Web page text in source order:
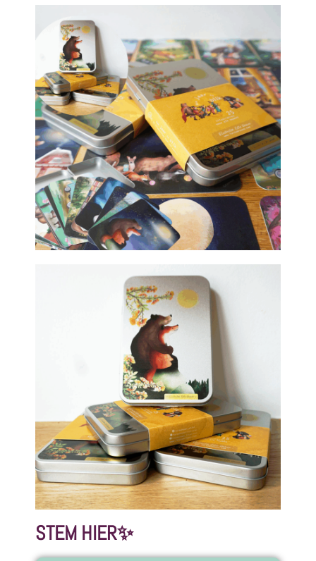
STEM HIER✨